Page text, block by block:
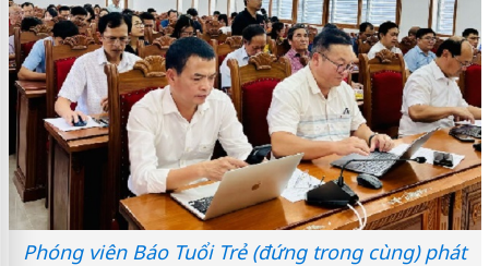
Phóng viên Báo Tuổi Trẻ (đứng trong cùng) phát